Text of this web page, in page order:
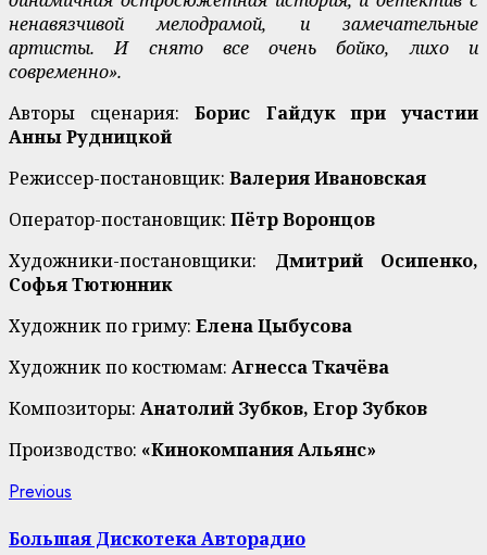
ненавязчивой мелодрамой, и замечательные
артисты. И снято все очень бойко, лихо и
современно».
Авторы сценария:Борис Гайдук при участии
Анны Рудницкой
Режиссер-постановщик: Валерия Ивановская
Оператор-постановщик: Пётр Воронцов
Художники-постановщики: Дмитрий Осипенко,
Софья Тютюнник
Художник по гриму: Елена Цыбусова
Художник по костюмам: Агнесса Ткачёва
Композиторы: Анатолий Зубков, Егор Зубков
Производство: «Кинокомпания Альянс»
Continue
Reading
Previous
Большая Дискотека Авторадио